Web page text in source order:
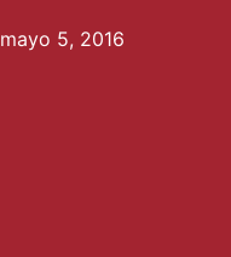
mayo 5, 2016